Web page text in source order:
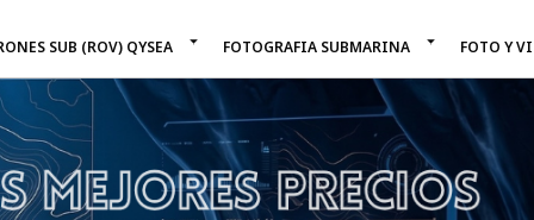
SUB (ROV) QYSEA FOTOGRAFIA SUBMARINA FOTO Y